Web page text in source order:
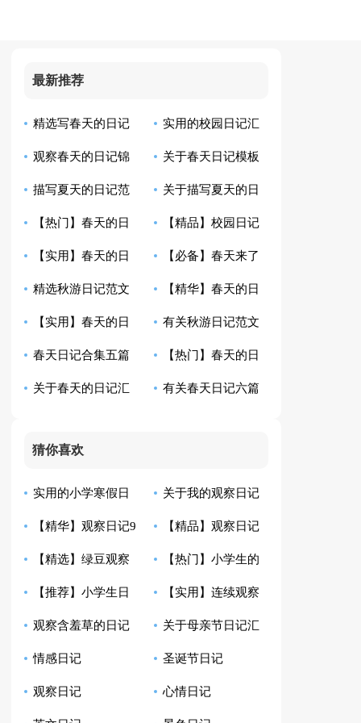
最新推荐
精选写春天的日记
锦集七篇
实用的校园日记汇
编7篇
观察春天的日记锦
集8篇
关于春天日记模板
集合7篇
描写夏天的日记范
文合集9篇
关于描写夏天的日
记范文集锦6篇
【热门】春天的日
记集合9篇
【精品】校园日记
范文七篇
【实用】春天的日
记集合7篇
【必备】春天来了
日记10篇
精选秋游日记范文
集合八篇
【精华】春天的日
记3篇
【实用】春天的日
记集合6篇
有关秋游日记范文
汇总六篇
春天日记合集五篇 【热门】春天的日
记范文五篇
关于春天的日记汇 有关春天日记六篇
猜你喜欢
实用的小学寒假日
记范文汇编4篇
关于我的观察日记
范文集锦7篇
【精华】观察日记9
篇
【精品】观察日记
集锦6篇
【精选】绿豆观察
日记锦集9篇
【热门】小学生的
日记模板集合7篇
【推荐】小学生日
记模板五篇
【实用】连续观察
日记范文锦集10篇
观察含羞草的日记
通用15篇
关于母亲节日记汇
编4篇
情感日记 圣诞节日记
观察日记 心情日记